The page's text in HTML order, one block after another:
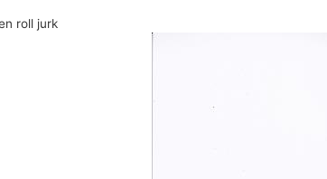
roll jurk